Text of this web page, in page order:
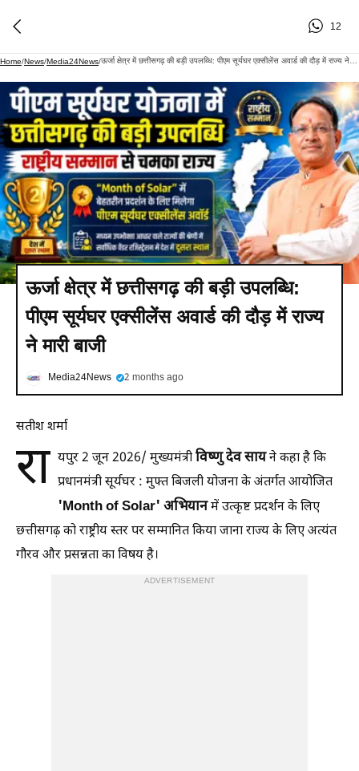
12
Home/News/Media24News/
ऊर्जा क्षेत्र में छत्तीसगढ़ की बड़ी उपलब्धि:
पीएम सूर्यघर एक्सीलेंस अवार्ड की दौड़ में राज्य
ने मारी बाजी
Media24News 2 months ago
सतीश शर्मा
रा यपुर 2 जून 2026/ मुख्यमंत्रीविष्णु देव सायने कहा है कि
प्रधानमंत्री सूर्यघर : मुफ्त बिजली योजना के अंतर्गत आयोजित
'Month of Solar' अभियानमें उत्कृष्ट प्रदर्शन के लिए
छत्तीसगढ़ को राष्ट्रीय स्तर पर सम्मानित किया जाना राज्य के लिए अत्यंत
गौरव और प्रसन्नता का विषय है।
ADVERTISEMENT